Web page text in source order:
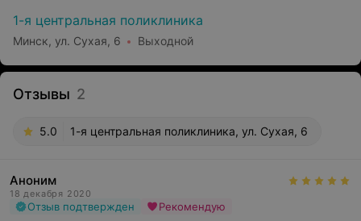
1-я центральная поликлиника
Минск, ул. Сухая, 6 Выходной
Отзывы 2
5.0 1-я центральная поликлиника, ул. Сухая, 6
Аноним
18 декабря 2020
Отзыв подтвержден Рекомендую